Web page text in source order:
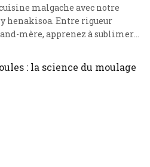
malgache avec notre
henakisoa. Entre rigueur
mère, apprenez à sublimer